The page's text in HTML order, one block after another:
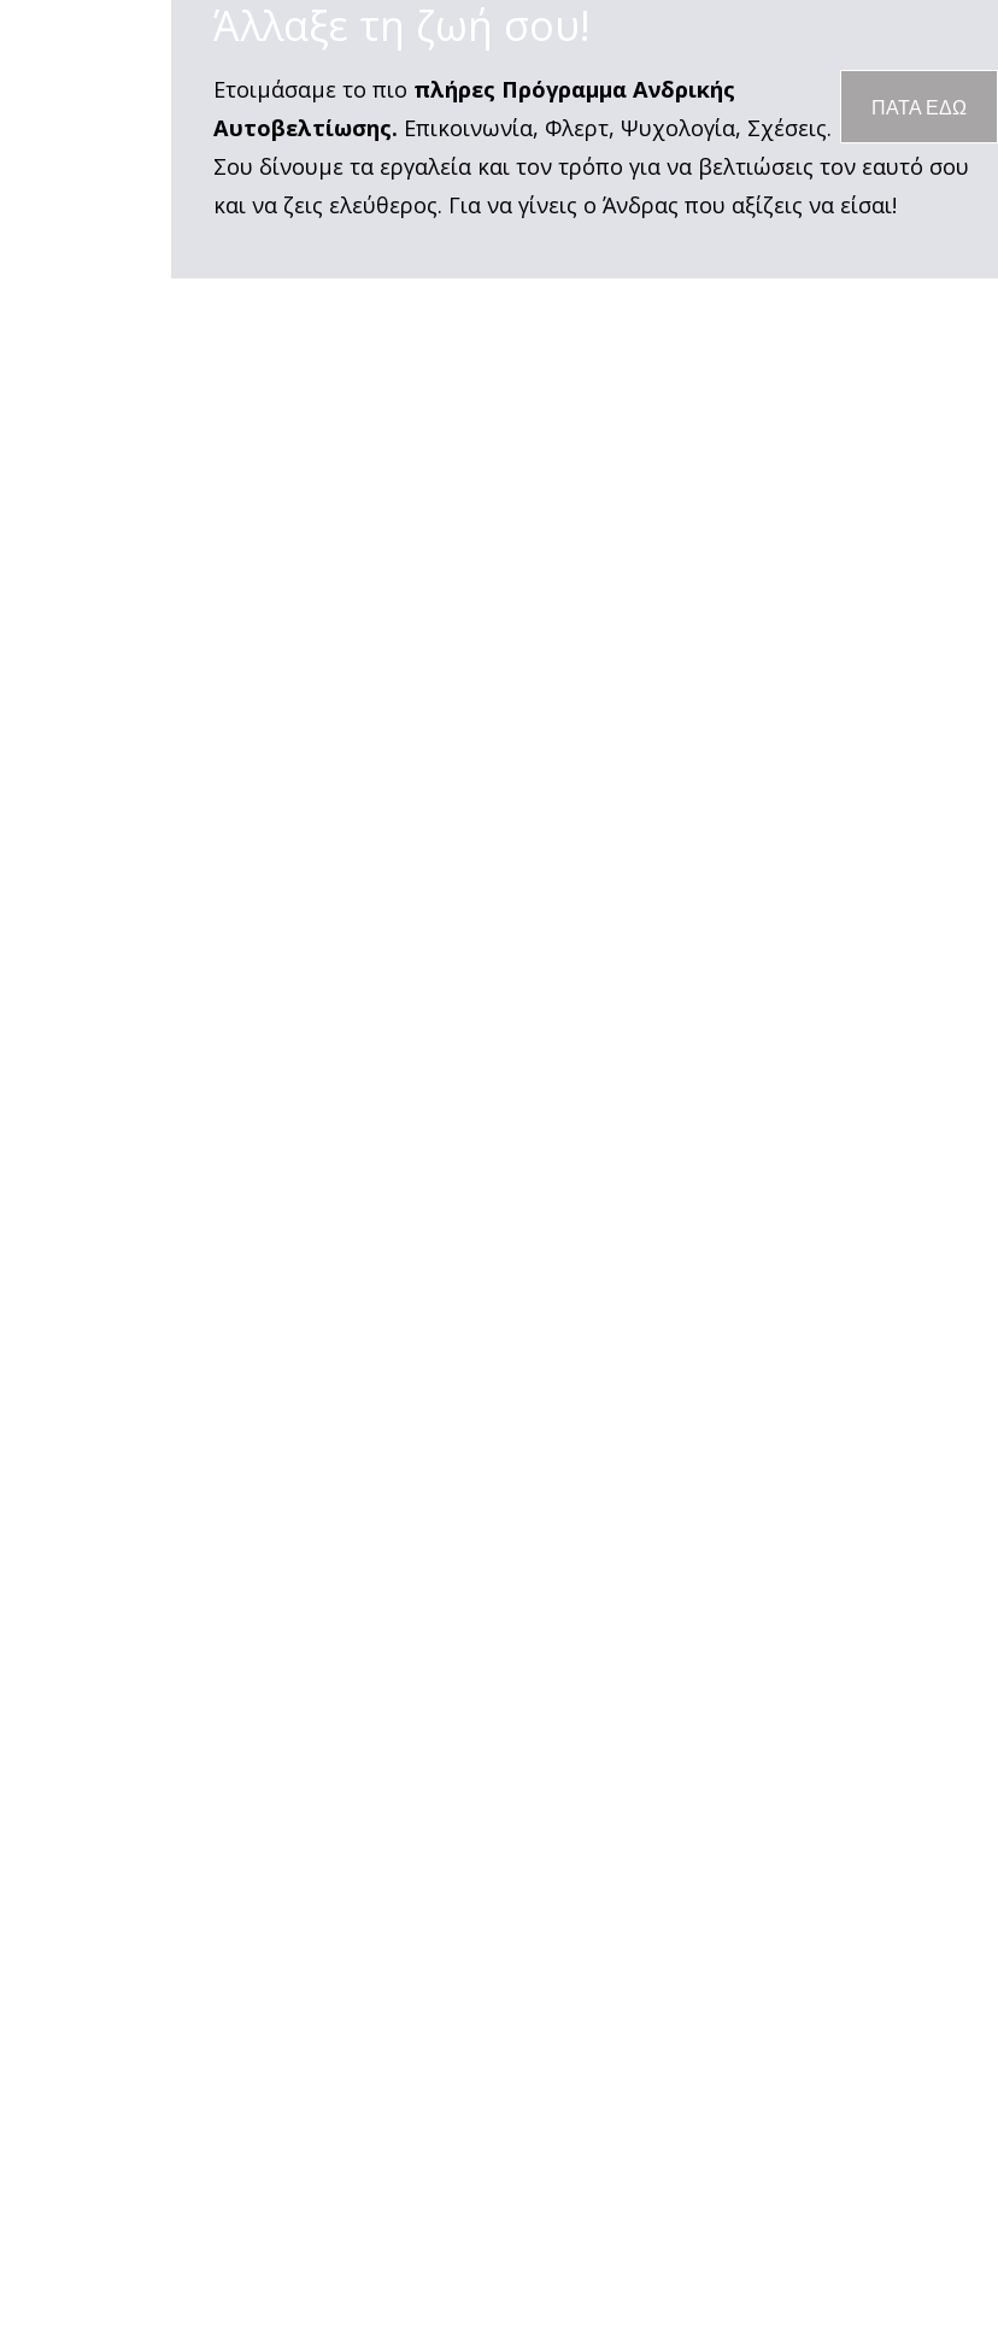
Άλλαξε τη ζωή σου!
ΠΑΤΑ ΕΔΩ
Ετοιμάσαμε το πιο πλήρες Πρόγραμμα Ανδρικής
Αυτοβελτίωσης. Επικοινωνία, Φλερτ, Ψυχολογία, Σχέσεις.
Σου δίνουμε τα εργαλεία και τον τρόπο για να βελτιώσεις τον εαυτό σου
και να ζεις ελεύθερος. Για να γίνεις ο Άνδρας που αξίζεις να είσαι!